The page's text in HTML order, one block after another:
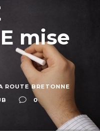
mise
ROUTE BRETONNE
0